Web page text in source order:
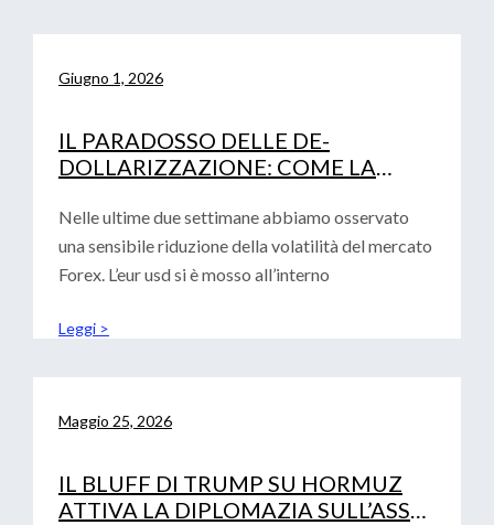
Giugno 1, 2026
IL PARADOSSO DELLE DE-
DOLLARIZZAZIONE: COME LA
RAFFORZA IL BIGLIETTO VERDE
Nelle ultime due settimane abbiamo osservato
una sensibile riduzione della volatilità del mercato
Forex. L’eur usd si è mosso all’interno
Leggi >
Maggio 25, 2026
IL BLUFF DI TRUMP SU HORMUZ
ATTIVA LA DIPLOMAZIA SULL’ASSE